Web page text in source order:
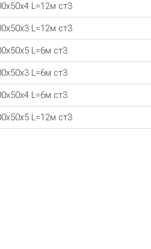
L=12м ст3
L=12м ст3
L=6м ст3
L=6м ст3
L=6м ст3
L=12м ст3